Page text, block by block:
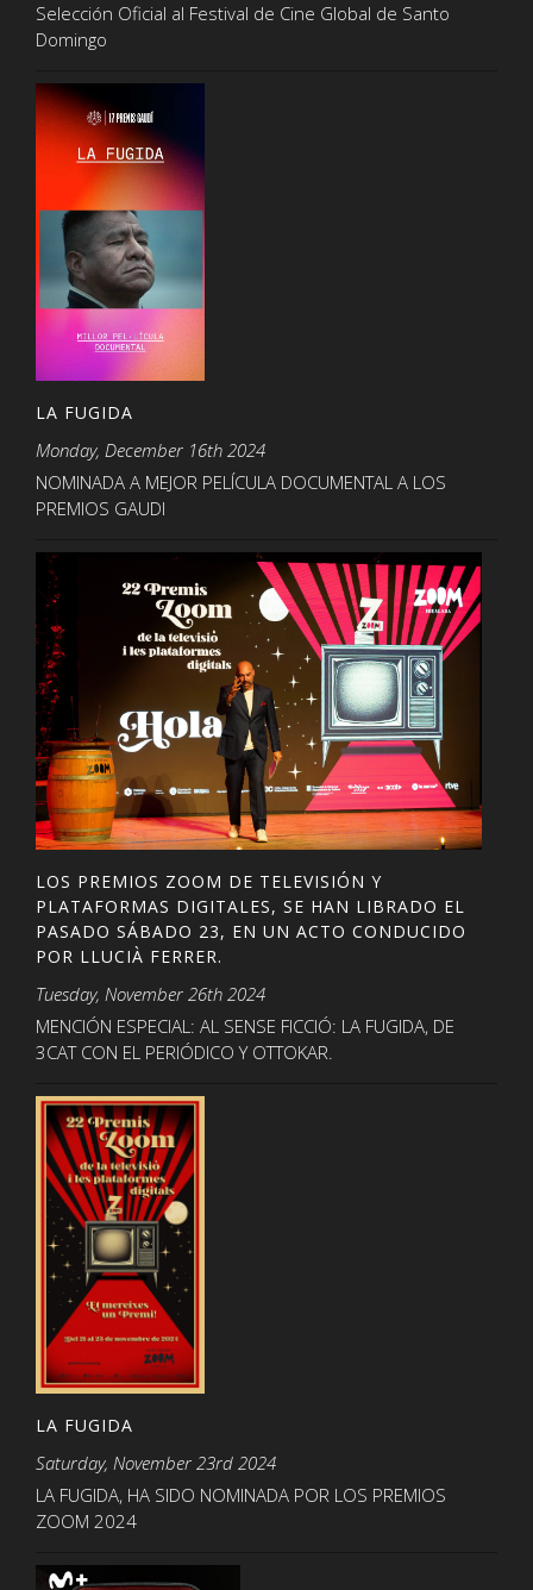
Selección Oficial al Festival de Cine Global de Santo
Domingo
LA FUGIDA
Monday, December 16th 2024
NOMINADA A MEJOR PELÍCULA DOCUMENTAL A LOS
PREMIOS GAUDI
LOS PREMIOS ZOOM DE TELEVISIÓN Y
PLATAFORMAS DIGITALES, SE HAN LIBRADO EL
PASADO SÁBADO 23, EN UN ACTO CONDUCIDO
POR LLUCIÀ FERRER.
Tuesday, November 26th 2024
MENCIÓN ESPECIAL: AL SENSE FICCIÓ: LA FUGIDA, DE
3CAT CON EL PERIÓDICO Y OTTOKAR.
LA FUGIDA
Saturday, November 23rd 2024
LA FUGIDA, HA SIDO NOMINADA POR LOS PREMIOS
ZOOM 2024